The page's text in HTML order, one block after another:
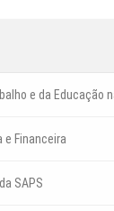
e da Educação
e Financeira
SAPS